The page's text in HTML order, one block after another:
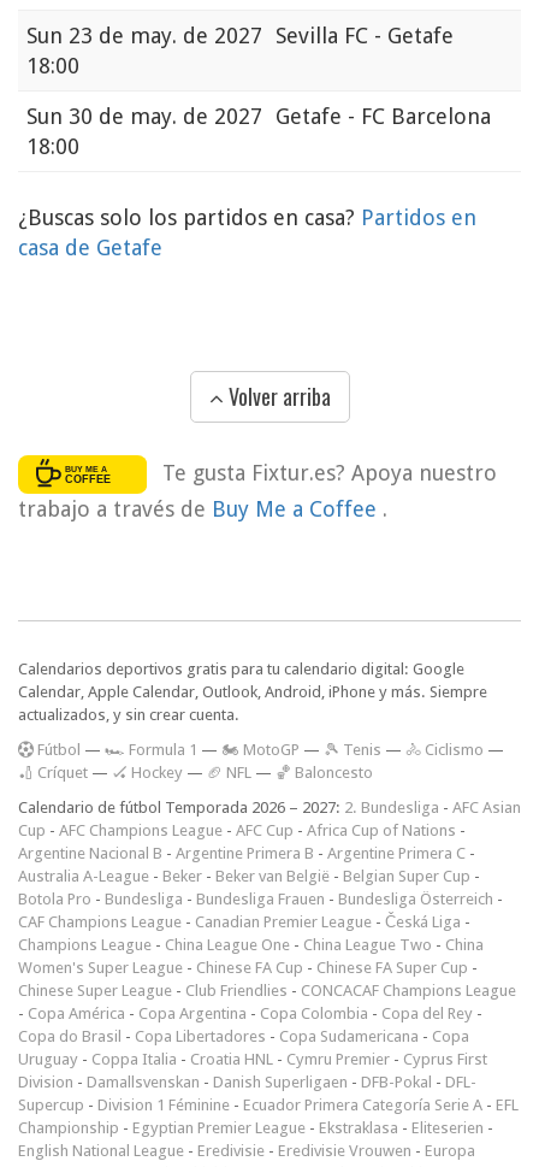
Sun 23 de may. de 2027
18:00
Sevilla FC - Getafe
Sun 30 de may. de 2027
18:00
Getafe - FC Barcelona
¿Buscas solo los partidos en casa? Partidos en
casa de Getafe
Volver arriba
Te gusta Fixtur.es? Apoya nuestro
trabajo a través de Buy Me a Coffee .
Calendarios deportivos gratis para tu calendario digital: Google
Calendar, Apple Calendar, Outlook, Android, iPhone y más. Siempre
actualizados, y sin crear cuenta.
Fútbol — 🏎️ Formula 1 — 🏍 MotoGP — 🎾 Tenis — 🚴 Ciclismo —
🏏 Críquet — 🏑 Hockey — 🏈 NFL — 🏀 Baloncesto
Calendario de fútbol Temporada 2026 – 2027: 2. Bundesliga - AFC Asian
Cup - AFC Champions League - AFC Cup - Africa Cup of Nations -
Argentine Nacional B - Argentine Primera B - Argentine Primera C -
Australia A-League - Beker - Beker van België - Belgian Super Cup -
Botola Pro - Bundesliga - Bundesliga Frauen - Bundesliga Österreich -
CAF Champions League - Canadian Premier League - Česká Liga -
Champions League - China League One - China League Two - China
Women's Super League - Chinese FA Cup - Chinese FA Super Cup -
Chinese Super League - Club Friendlies - CONCACAF Champions League
- Copa América - Copa Argentina - Copa Colombia - Copa del Rey -
Copa do Brasil - Copa Libertadores - Copa Sudamericana - Copa
Uruguay - Coppa Italia - Croatia HNL - Cymru Premier - Cyprus First
Division - Damallsvenskan - Danish Superligaen - DFB-Pokal - DFL-
Supercup - Division 1 Féminine - Ecuador Primera Categoría Serie A - EFL
Championship - Egyptian Premier League - Ekstraklasa - Eliteserien -
English National League - Eredivisie - Eredivisie Vrouwen - Europa